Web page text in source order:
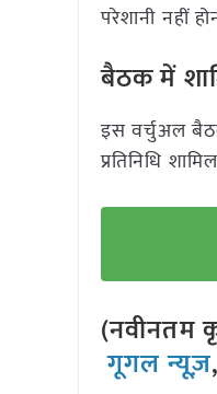
परेशानी नहीं
बैठक में
इस वर्चुअल
प्रतिनिधि
(नवीनतम
गूगल न्यूज़